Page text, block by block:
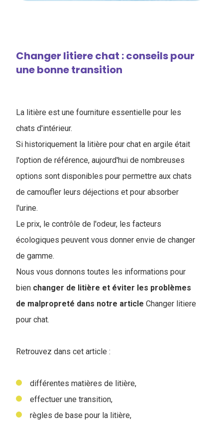
Changer litiere chat : conseils pour
une bonne transition
La litière est une fourniture essentielle pour les
chats d'intérieur.
Si historiquement la litière pour chat en argile était
l'option de référence, aujourd'hui de nombreuses
options sont disponibles pour permettre aux chats
de camoufler leurs déjections et pour absorber
l'urine.
Le prix, le contrôle de l'odeur, les facteurs
écologiques peuvent vous donner envie de changer
de gamme.
Nous vous donnons toutes les informations pour
bien changer de litière et éviter les problèmes
de malpropreté dans notre article Changer litiere
pour chat.
Retrouvez dans cet article :
différentes matières de litière,
effectuer une transition,
règles de base pour la litière,